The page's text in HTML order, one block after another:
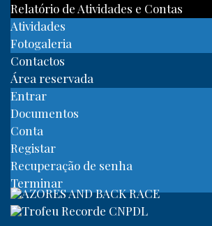
Relatório de Atividades e Contas
Atividades
Fotogaleria
Contactos
Área reservada
Entrar
Documentos
Conta
Registar
Recuperação de senha
Terminar